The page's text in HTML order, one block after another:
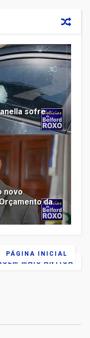
sofre
novo
da
MAIS ANTIGA
PÁGINA INICIAL